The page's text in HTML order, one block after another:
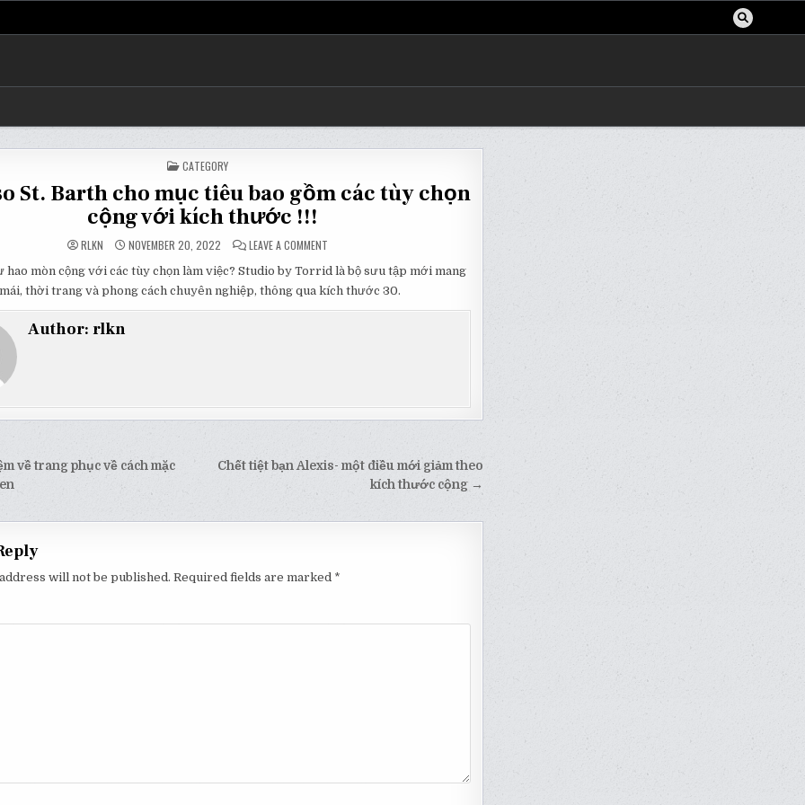
POSTED
IN
CATEGORY
St. Barth cho mục tiêu bao gồm các tùy chọn
cộng với kích thước !!!
RLKN NOVEMBER 20, 2022 LEAVE A COMMENT
ST.
BARTH
CHO
MỤC
TIÊU
THƯỚC
!!!
hao mòn cộng với các tùy chọn làm việc? Studio by Torrid là bộ sưu tập mới mang
thời trang và phong cách chuyên nghiệp, thông qua kích thước 30.
Author: rlkn
Chết tiệt bạn Alexis- một điều mới giảm theo
kích thước cộng →
về trang phục về cách mặc
will not be published. Required fields are marked *